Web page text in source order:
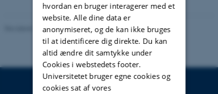
Revideret 16.11.2021-AU Kommunikation
hvordan en bruger interagerer med et
website. Alle dine data er
anonymiseret, og de kan ikke bruges
til at identificere dig direkte. Du kan
altid ændre dit samtykke under
Cookies i webstedets footer.
Universitetet bruger egne cookies og
cookies sat af vores